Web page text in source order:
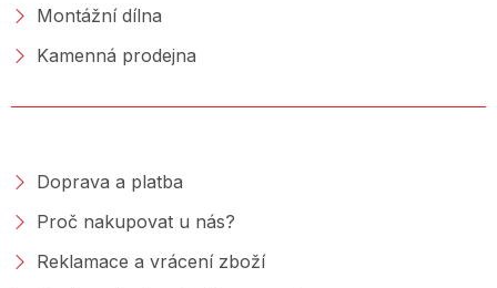
Montážní dílna
Kamenná prodejna
Doprava a platba
Proč nakupovat u nás?
Reklamace a vrácení zboží